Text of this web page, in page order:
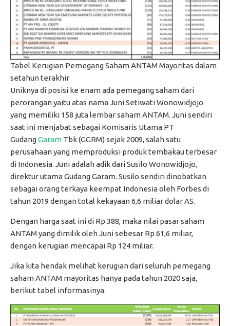
Tabel Kerugian Pemegang Saham ANTAM Mayoritas dalam
setahun terakhir
Uniknya di posisi ke enam ada pemegang saham dari
perorangan yaitu atas nama Juni Setiwati Wonowidjojo
yang memiliki 158 juta lembar saham ANTAM. Juni sendiri
saat ini menjabat sebagai Komisaris Utama PT
GudangGaram Tbk (GGRM) sejak 2009, salah satu
perusahaan yang memproduksi produk tembakau terbesar
di Indonesia. Juni adalah adik dari Susilo Wonowidjojo,
direktur utama Gudang Garam. Susilo sendiri dinobatkan
sebagai orang terkaya keempat Indonesia oleh Forbes di
tahun 2019 dengan total kekayaan 6,6 miliar dolar AS.
Dengan harga saat ini di Rp 388, maka nilai pasar saham
ANTAM yang dimilik oleh Juni sebesar Rp 61,6 miliar,
dengan kerugian mencapai Rp 124 miliar.
Jika kita hendak melihat kerugian dari seluruh pemegang
saham ANTAM mayoritas hanya pada tahun 2020 saja,
berikut tabel informasinya.